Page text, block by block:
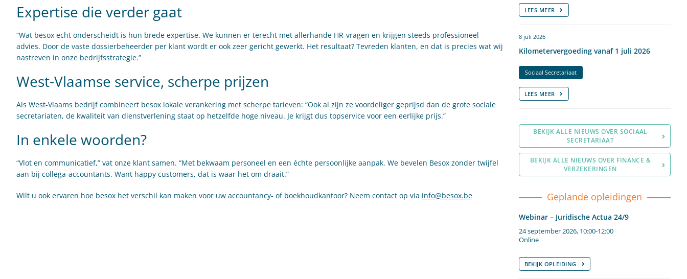
Expertise die verder gaat
“Wat besox echt onderscheidt is hun brede expertise. We kunnen er terecht met allerhande HR-vragen en krijgen steeds professioneel
advies. Door de vaste dossierbeheerder per klant wordt er ook zeer gericht gewerkt. Het resultaat? Tevreden klanten, en dat is precies wat wij
nastreven in onze bedrijfsstrategie.”
West-Vlaamse service, scherpe prijzen
Als West-Vlaams bedrijf combineert besox lokale verankering met scherpe tarieven: “Ook al zijn ze voordeliger geprijsd dan de grote sociale
secretariaten, de kwaliteit van dienstverlening staat op hetzelfde hoge niveau. Je krijgt dus topservice voor een eerlijke prijs.”
In enkele woorden?
“Vlot en communicatief,” vat onze klant samen. “Met bekwaam personeel en een échte persoonlijke aanpak. We bevelen Besox zonder twijfel
aan bij collega-accountants. Want happy customers, dat is waar het om draait.”
Wilt u ook ervaren hoe besox het verschil kan maken voor uw accountancy- of boekhoudkantoor? Neem contact op via info@besox.be
LEES MEER
8 juli 2026
Kilometervergoeding vanaf 1 juli 2026
Sociaal Secretariaat
LEES MEER
BEKIJK ALLE NIEUWS OVER SOCIAAL
SECRETARIAAT
BEKIJK ALLE NIEUWS OVER FINANCE &
VERZEKERINGEN
Geplande opleidingen
Webinar – Juridische Actua 24/9
24 september 2026, 10:00-12:00
Online
BEKIJK OPLEIDING